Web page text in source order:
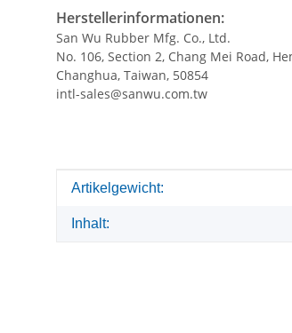
Herstellerinformationen:
San Wu Rubber Mfg. Co., Ltd.
No. 106, Section 2, Chang Mei Road,
Changhua, Taiwan, 50854
intl-sales@sanwu.com.tw
Produkteigenschaft
Wert
Artikelgewicht:
Inhalt: